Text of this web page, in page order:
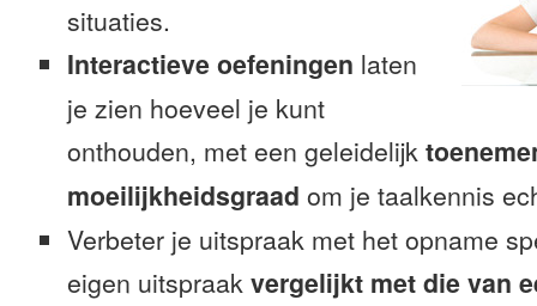
situaties.
Interactieve oefeningen laten
je zien hoeveel je kunt
onthouden, met een geleidelijk
moeilijkheidsgraad om je taalkennis
Verbeter je uitspraak met het opname
eigen uitspraak vergelijkt met die van